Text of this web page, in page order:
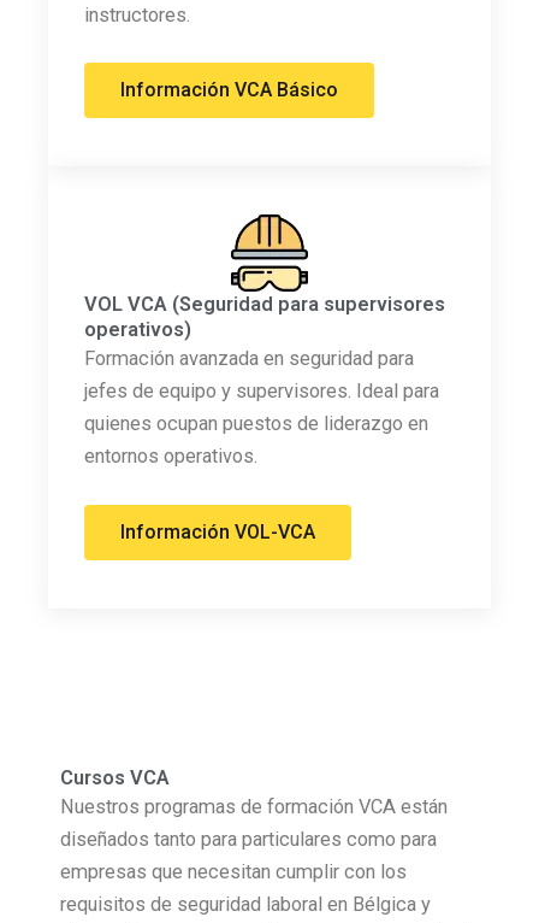
instructores.
Información VCA Básico
VOL VCA (Seguridad para supervisores
operativos)
Formación avanzada en seguridad para
jefes de equipo y supervisores. Ideal para
quienes ocupan puestos de liderazgo en
entornos operativos.
Información VOL-VCA
Cursos VCA
Nuestros programas de formación VCA están
diseñados tanto para particulares como para
empresas que necesitan cumplir con los
requisitos de seguridad laboral en Bélgica y